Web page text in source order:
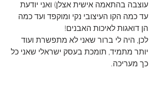
עוצבה בהתאמה אישית אצלן) ואני יודעת
עד כמה הקו העיצובי נקי ומוקפד ועד כמה
הן דואגות לאיכות האבנים!
לכן, היה לי ברור שאני לא מתפשרת ועוד
יותר מתמיד, תומכת בעסק ישראלי שאני כל
כך מעריכה.